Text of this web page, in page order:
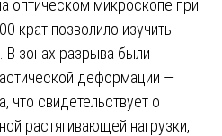
оптическом микроскопе при
крат позволило изучить
В зонах разрыва были
деформации —
что свидетельствует о
растягивающей нагрузки,